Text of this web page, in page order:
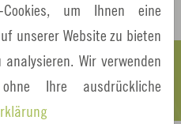
Cookies, um Ihnen eine
unserer Website zu bieten
Wir verwenden
Ihre ausdrückliche